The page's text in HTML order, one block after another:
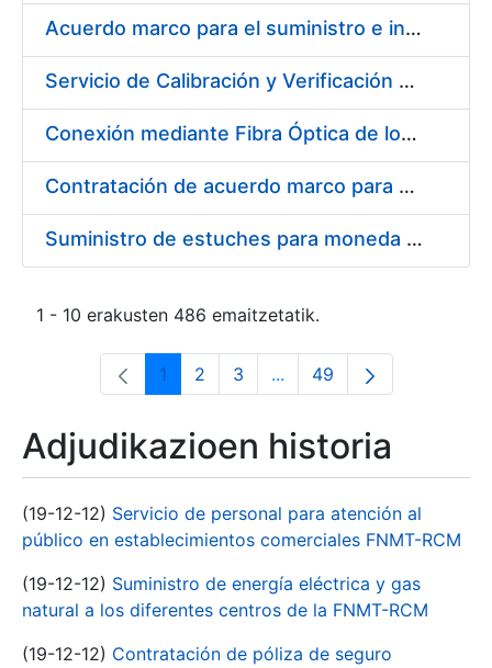
Acuerdo marco para el suministro e instalación de persianas, estores y otros complementos
Servicio de Calibración y Verificación Externa de los Equipos de Medición del Servicio de Prevención de la FNMT-RCM
Conexión mediante Fibra Óptica de los Centros de Proceso de Datos (CPDs) de las sedes de la FNMT-RCM de Burgos y Madrid
Contratación de acuerdo marco para el Suministro de Material de Electricidad para la Fábrica Nacional de Moneda y Timbre-Real Casa de la Moneda en su centro de trabajo de Burgos
Suministro de estuches para moneda de 30 €
1 - 10 erakusten 486 emaitzetatik.
Orrialdea
1 Orrialdea
2 Orrialdea
3 ...Intermediate Pages Use
Orrialdea
49
Adjudikazioen historia
(19-12-12) Servicio de personal para atención al
público en establecimientos comerciales FNMT-RCM
(19-12-12) Suministro de energía eléctrica y gas
natural a los diferentes centros de la FNMT-RCM
(19-12-12) Contratación de póliza de seguro